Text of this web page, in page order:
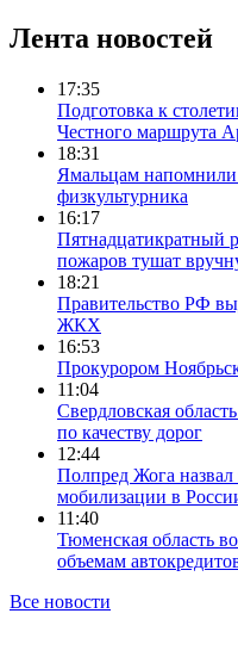
Лента новостей
17:35
Подготовка к
Честного маршрута
18:31
Ямальцам напомнили
физкультурника
16:17
Пятнадцатикратный
пожаров тушат
18:21
Правительство РФ
ЖКХ
16:53
Прокурором
11:04
Свердловская
по качеству дорог
12:44
Полпред Жога назвал
мобилизации в
11:40
Тюменская область
объемам
Все новости